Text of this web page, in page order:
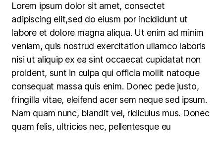
Lorem ipsum dolor sit amet, consectet
adipiscing elit,sed do eiusm por incididunt ut
labore et dolore magna aliqua. Ut enim ad minim
veniam, quis nostrud exercitation ullamco laboris
nisi ut aliquip ex ea sint occaecat cupidatat non
proident, sunt in culpa qui officia mollit natoque
consequat massa quis enim. Donec pede justo,
fringilla vitae, eleifend acer sem neque sed ipsum.
Nam quam nunc, blandit vel, ridiculus mus. Donec
quam felis, ultricies nec, pellentesque eu